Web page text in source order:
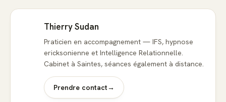
Thierry Sudan
Praticien en accompagnement — IFS, hypnose
ericksonienne et Intelligence Relationnelle.
Cabinet à Saintes, séances également à distance.
Prendre contact→